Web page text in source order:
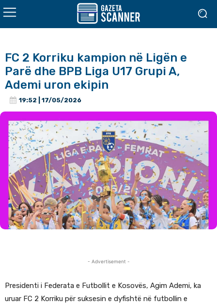
FC 2 Korriku kampion në Ligën e
Parë dhe BPB Liga U17 Grupi A,
Ademi uron ekipin
19:52 | 17/05/2026
- Advertisement -
Presidenti i Federata e Futbollit e Kosovës, Agim Ademi, ka
uruar FC 2 Korriku për suksesin e dyfishtë në futbollin e